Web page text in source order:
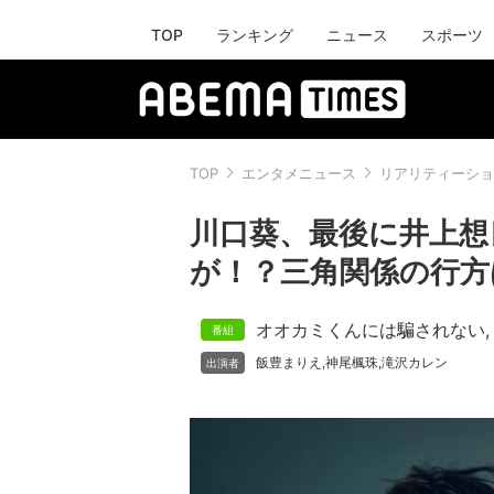
TOP ランキング ニュース スポーツ
TOP エンタメニュース リアリティーシ
川口葵、最後に井上
が！？三角関係の行
オオカミくんには騙されない,
飯豊まりえ ,神尾楓珠,滝沢カレン